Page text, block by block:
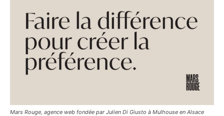
Mars Rouge, agence web fondée par Julien Di Giusto à Mulhouse en Alsace